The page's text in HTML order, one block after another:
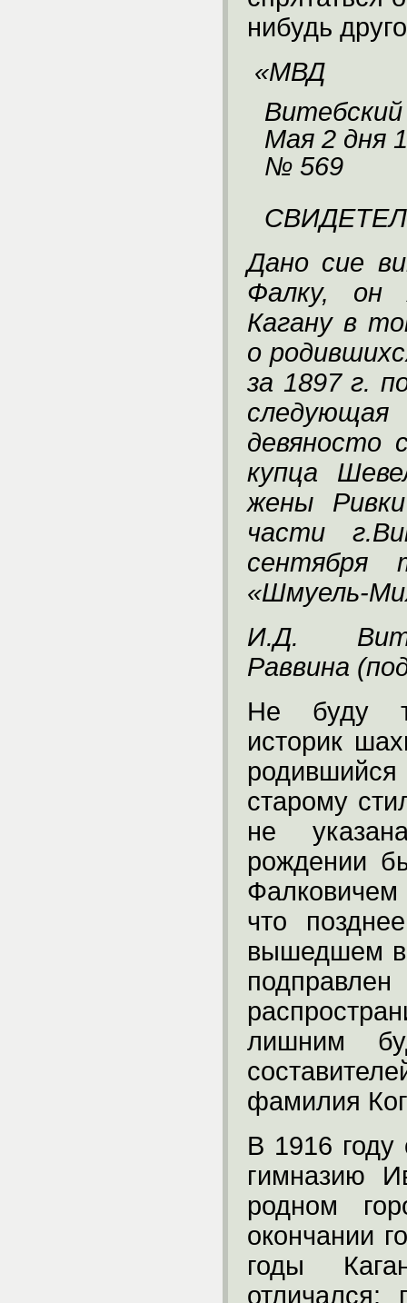
нибудь
«МВД
Мая 2 дня
№ 569
Дано сие
Фалку, он
Кагану в
о
за 1897 г.
следующая
девяносто
купца
жены
части
«Шмуель-
И.Д.
Раввина
Не буду
историк
старому
не
рождении
что
вышедшем в
лишним
фамилия
В 1916 году
гимназию
родном
окончании
годы
отличался: